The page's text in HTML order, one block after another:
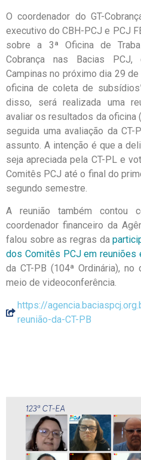
O coordenador do GT-
executivo do CBH-PCJ e PCJ
sobre a 3ª Oficina de
Cobrança nas Bacias
Campinas no próximo dia 29
oficina de coleta de
disso, será realizada uma
avaliar os resultados da oficina
seguida uma avaliação da
assunto. A intenção é que a
seja apreciada pela CT-PL e
Comitês PCJ até o final do
segundo semestre.
A reunião também contou
coordenador financeiro da
falou sobre as regras da
dos Comitês PCJ em reuniões
da CT-PB (104ª Ordinária),
meio de videoconferência.
https://
reunião-da-CT-PB